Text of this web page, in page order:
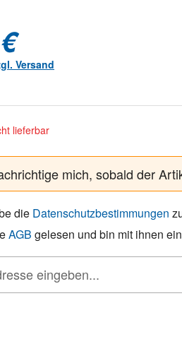
Versand
lieferbar
mich, sobald der
die Datenschutzbestimmungen
AGB gelesen und bin mit ihnen